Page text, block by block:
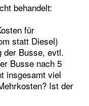
behandelt:
für
statt Diesel)
der Busse, evtl.
Busse nach 5
insgesamt viel
Ist der